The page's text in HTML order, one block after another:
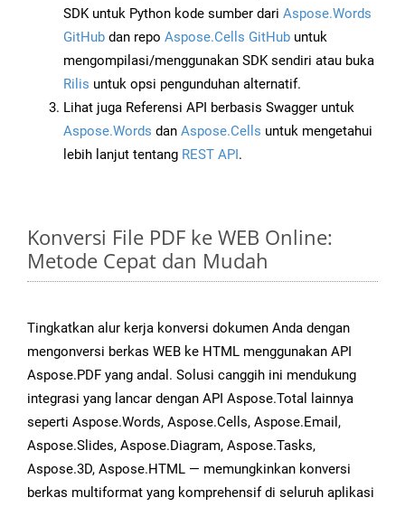
SDK untuk Python kode sumber dari Aspose.Words
GitHub dan repo Aspose.Cells GitHub untuk
mengompilasi/menggunakan SDK sendiri atau buka
Rilis untuk opsi pengunduhan alternatif.
Lihat juga Referensi API berbasis Swagger untuk
Aspose.Words dan Aspose.Cells untuk mengetahui
lebih lanjut tentang REST API.
Konversi File PDF ke WEB Online:
Metode Cepat dan Mudah
Tingkatkan alur kerja konversi dokumen Anda dengan
mengonversi berkas WEB ke HTML menggunakan API
Aspose.PDF yang andal. Solusi canggih ini mendukung
integrasi yang lancar dengan API Aspose.Total lainnya
seperti Aspose.Words, Aspose.Cells, Aspose.Email,
Aspose.Slides, Aspose.Diagram, Aspose.Tasks,
Aspose.3D, Aspose.HTML — memungkinkan konversi
berkas multiformat yang komprehensif di seluruh aplikasi